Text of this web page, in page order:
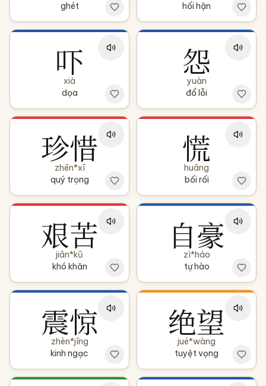
ghét
hối hận
吓
xià
dọa
怨
yuàn
đổ lỗi
珍惜
zhēn*xī
quý trọng
慌
huāng
bối rối
艰苦
jiān*kǔ
khó khăn
自豪
zì*háo
tự hào
震惊
zhèn*jīng
kinh ngạc
绝望
jué*wàng
tuyệt vọng